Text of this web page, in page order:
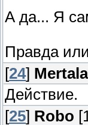
А да... Я
Правда
[24]
Действие.
[25] Robo